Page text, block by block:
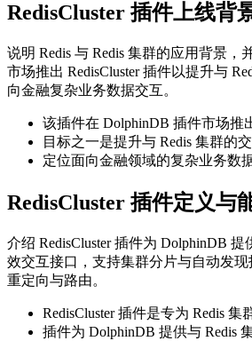
RedisCluster 插件上线背
说明 Redis 与 Redis 集群的应用背景，
市场推出 RedisCluster 插件以提升与
向金融复杂业务数据交互。
该插件在 DolphinDB 插件市场推
目标之一是提升与 Redis 集群的交
定位面向金融领域的复杂业务数
RedisCluster 插件定义与
介绍 RedisCluster 插件为 DolphinDB 提
效交互接口，支持集群分片与自动发
重定向与路由。
RedisCluster 插件是专为 Redis 集
插件为 DolphinDB 提供与 Redis